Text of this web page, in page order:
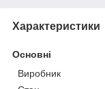
Характеристики
Основні
Виробник